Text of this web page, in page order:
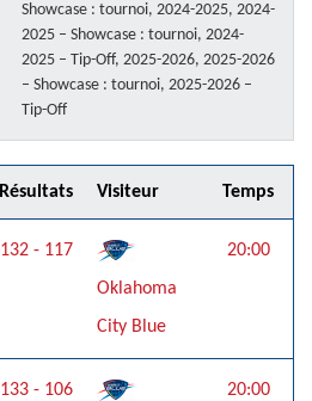
Showcase : tournoi, 2024-2025, 2024-
2025 – Showcase : tournoi, 2024-
2025 – Tip-Off, 2025-2026, 2025-2026
– Showcase : tournoi, 2025-2026 –
Tip-Off
Résultats Visiteur Temps
132 - 117
Oklahoma
City Blue
20:00
133 - 106 20:00